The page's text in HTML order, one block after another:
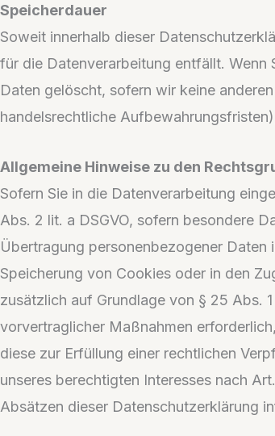
Speicherdauer
Soweit innerhalb dieser
für die Datenverarbeitung entfällt. Wenn
Daten gelöscht, sofern wir keine
handelsrechtliche
Allgemeine Hinweise zu den
Sofern Sie in die Datenverarbeitung
Abs. 2 lit. a DSGVO, sofern besondere
Übertragung personenbezogener Daten
Speicherung von Cookies oder in den
zusätzlich auf Grundlage von § 25 Abs.
vorvertraglicher Maßnahmen
diese zur Erfüllung einer rechtlichen
unseres berechtigten Interesses nach
Absätzen dieser Datenschutzerklärung